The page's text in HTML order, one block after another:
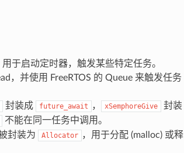
于启动定时器，触发某些特定任务。
，并使用 FreeRTOS 的 Queue 来触发任务
封装成 future_await ， xSemphoreGive
封装
不能在同一任务中调用。
封装为 Allocator ，用于分配 (malloc) 或释